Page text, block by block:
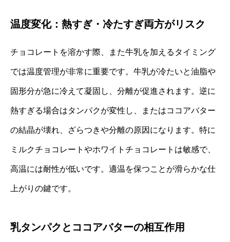
温度変化：熱すぎ・冷たすぎ両方がリスク
チョコレートを溶かす際、また牛乳を加えるタイミング
では温度管理が非常に重要です。牛乳が冷たいと油脂や
固形分が急に冷えて凝固し、分離が促進されます。逆に
熱すぎる場合はタンパクが変性し、またはココアバター
の結晶が壊れ、ざらつきや分離の原因になります。特に
ミルクチョコレートやホワイトチョコレートは敏感で、
高温には耐性が低いです。適温を保つことが滑らかな仕
上がりの鍵です。
乳タンパクとココアバターの相互作用